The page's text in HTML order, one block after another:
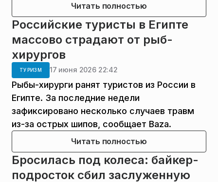
Читать полностью
Российские туристы в Египте
массово страдают от рыб-
хирургов
ТУРИЗМ 17 июня 2026 22:42
Рыбы-хирурги ранят туристов из России в
Египте. За последние недели
зафиксировано несколько случаев травм
из-за острых шипов, сообщает Baza.
Читать полностью
Бросилась под колеса: байкер-
подросток сбил заслуженную